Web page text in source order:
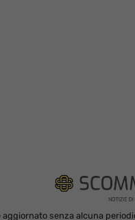
senza alcuna